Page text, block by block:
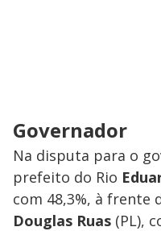
Governador
Na disputa para o
prefeito do Rio
com 48,3%, à frente
Douglas Ruas (PL),